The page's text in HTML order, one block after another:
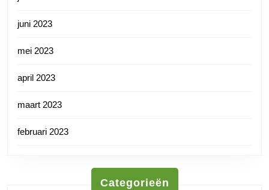
juni 2023
mei 2023
april 2023
maart 2023
februari 2023
Categorieën